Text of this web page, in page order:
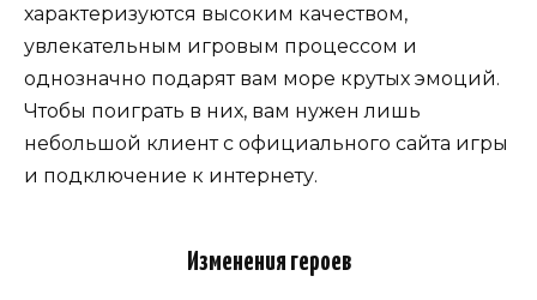
характеризуются высоким качеством,
увлекательным игровым процессом и
однозначно подарят вам море крутых эмоций.
Чтобы поиграть в них, вам нужен лишь
небольшой клиент с официального сайта игры
и подключение к интернету.
Изменения героев